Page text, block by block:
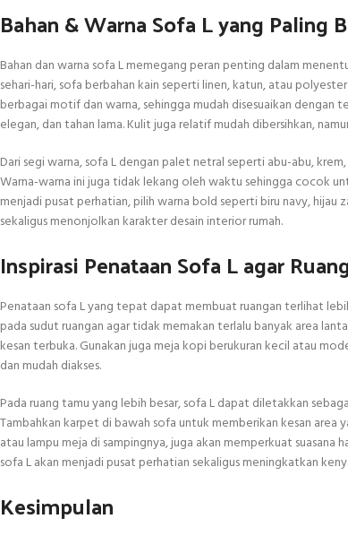
Bahan & Warna Sofa L yang Paling
Bahan dan warna sofa L memegang peran penting dalam
sehari-hari, sofa berbahan kain seperti linen, katun, atau
berbagai motif dan warna, sehingga mudah disesuaikan
elegan, dan tahan lama. Kulit juga relatif mudah dibersihkan,
Dari segi warna, sofa L dengan palet netral seperti abu-abu,
Warna-warna ini juga tidak lekang oleh waktu sehingga cocok
menjadi pusat perhatian, pilih warna bold seperti biru navy, hijau
sekaligus menonjolkan karakter desain interior rumah.
Inspirasi Penataan Sofa L agar
Penataan sofa L yang tepat dapat membuat ruangan terlihat
pada sudut ruangan agar tidak memakan terlalu banyak area
kesan terbuka. Gunakan juga meja kopi berukuran kecil atau
dan mudah diakses.
Pada ruang tamu yang lebih besar, sofa L dapat diletakkan
Tambahkan karpet di bawah sofa untuk memberikan kesan
atau lampu meja di sampingnya, juga akan memperkuat
sofa L akan menjadi pusat perhatian sekaligus meningkatkan
Kesimpulan